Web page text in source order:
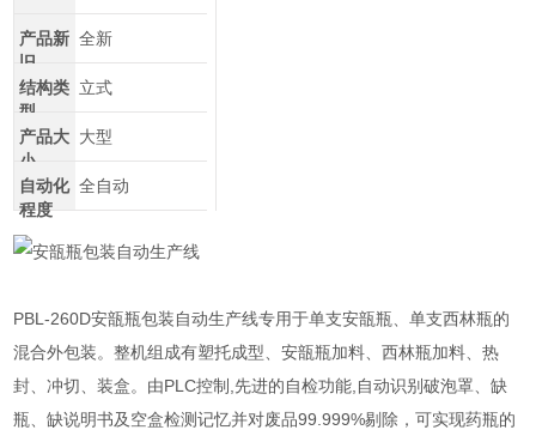
产品新
旧
全新
结构类
型
立式
产品大
小
大型
自动化
程度
全自动
PBL-260D安瓿瓶包装自动生产线专用于单支安瓿瓶、单支西林瓶的
混合外包装。整机组成有塑托成型、安瓿瓶加料、西林瓶加料、热
封、冲切、装盒。由PLC控制,先进的自检功能,自动识别破泡罩、缺
瓶、缺说明书及空盒检测记忆并对废品99.999%剔除，可实现药瓶的